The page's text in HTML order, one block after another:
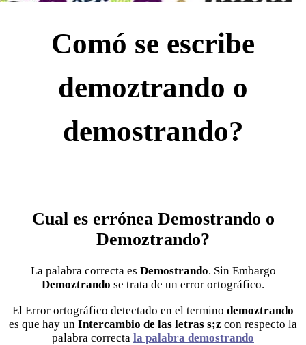
Comó se escribe
demoztrando o
demostrando?
Cual es errónea Demostrando o
Demoztrando?
La palabra correcta es Demostrando. Sin Embargo
Demoztrando se trata de un error ortográfico.
El Error ortográfico detectado en el termino demoztrando
es que hay un Intercambio de las letras s;z con respecto la
palabra correcta la palabra demostrando